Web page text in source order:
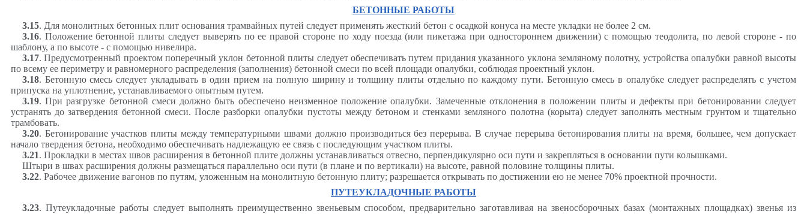
БЕТОННЫЕ РАБОТЫ
3.15. Для монолитных бетонных плит основания трамвайных путей следует применять жесткий бетон с осадкой конуса на месте укладки не более 2 см.
3.16. Положение бетонной плиты следует выверять по ее правой стороне по ходу поезда (или пикетажа при одностороннем движении) с помощью теодолита, по левой стороне - по
шаблону, а по высоте - с помощью нивелира.
3.17. Предусмотренный проектом поперечный уклон бетонной плиты следует обеспечивать путем придания указанного уклона земляному полотну, устройства опалубки равной высоты
по всему ее периметру и равномерного распределения (заполнения) бетонной смеси по всей площади опалубки, соблюдая проектный уклон.
3.18. Бетонную смесь следует укладывать в один прием на полную ширину и толщину плиты отдельно по каждому пути. Бетонную смесь в опалубке следует распределять с учетом
припуска на уплотнение, устанавливаемого опытным путем.
3.19. При разгрузке бетонной смеси должно быть обеспечено неизменное положение опалубки. Замеченные отклонения в положении плиты и дефекты при бетонировании следует
устранять до затвердения бетонной смеси. После разборки опалубки пустоты между бетоном и стенками земляного полотна (корыта) следует заполнять местным грунтом и тщательно
трамбовать.
3.20. Бетонирование участков плиты между температурными швами должно производиться без перерыва. В случае перерыва бетонирования плиты на время, большее, чем допускает
начало твердения бетона, необходимо обеспечивать надлежащую ее связь с последующим участком плиты.
3.21. Прокладки в местах швов расширения в бетонной плите должны устанавливаться отвесно, перпендикулярно оси пути и закрепляться в основании пути колышками.
Штыри в швах расширения должны размещаться параллельно оси пути (в плане и по вертикали) на высоте, равной половине толщины плиты.
3.22. Рабочее движение вагонов по путям, уложенным на монолитную бетонную плиту; разрешается открывать по достижении ею не менее 70% проектной прочности.
ПУТЕУКЛАДОЧНЫЕ РАБОТЫ
3.23. Путеукладочные работы следует выполнять преимущественно звеньевым способом, предварительно заготавливая на звеносборочных базах (монтажных площадках) звенья из